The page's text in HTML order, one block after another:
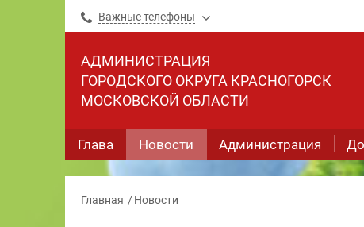
Важные телефоны
АДМИНИСТРАЦИЯ
ГОРОДСКОГО ОКРУГА КРАСНОГОРСК
МОСКОВСКОЙ ОБЛАСТИ
Глава Новости Администрация
Главная Новости